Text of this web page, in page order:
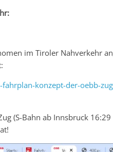
im Tiroler Nahverkehr
konzept-der-oebb-
(S-Bahn ab Innsbruck